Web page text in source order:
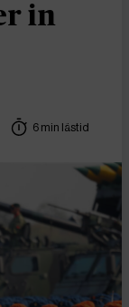
in
6 min lästid